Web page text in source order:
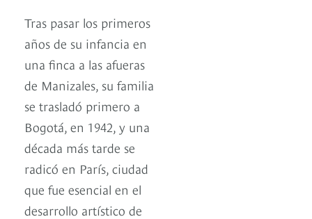
Tras pasar los primeros
años de su infancia en
una finca a las afueras
de Manizales, su familia
se trasladó primero a
Bogotá, en 1942, y una
década más tarde se
radicó en París, ciudad
que fue esencial en el
desarrollo artístico de